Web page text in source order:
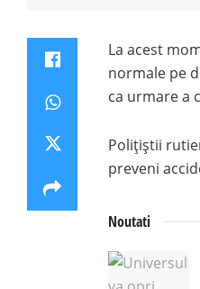
La acest
normale pe
ca urmare a
Polițiștii
preveni
Noutati